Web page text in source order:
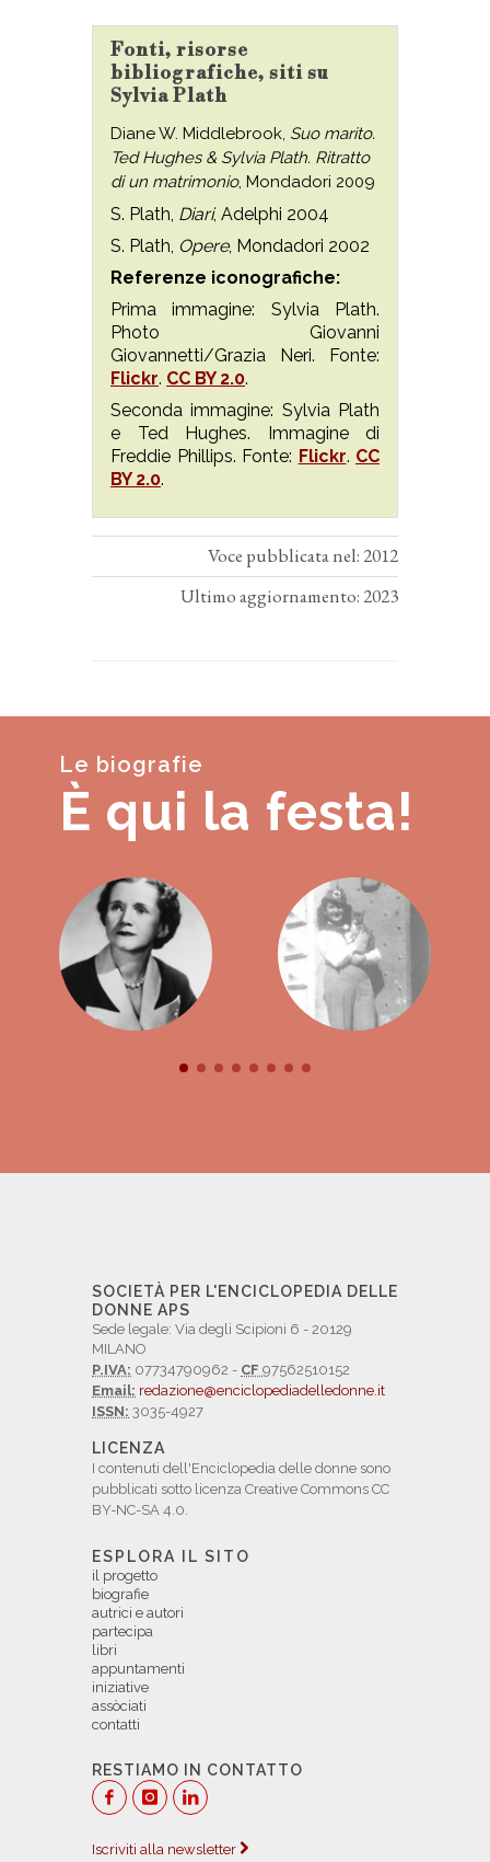
Fonti, risorse
bibliografiche, siti su
Sylvia Plath
Diane W. Middlebrook, Suo marito.
Ted Hughes & Sylvia Plath. Ritratto
di un matrimonio, Mondadori 2009
S. Plath, Diari, Adelphi 2004
S. Plath, Opere, Mondadori 2002
Referenze iconografiche:
Prima immagine: Sylvia Plath.
Photo Giovanni
Giovannetti/Grazia Neri. Fonte:
Flickr. CC BY 2.0.
Seconda immagine: Sylvia Plath
e Ted Hughes. Immagine di
Freddie Phillips. Fonte: Flickr. CC
BY 2.0.
Voce pubblicata nel: 2012
Ultimo aggiornamento: 2023
Le biografie
È qui la festa!
SOCIETÀ PER L'ENCICLOPEDIA DELLE
DONNE APS
Sede legale: Via degli Scipioni 6 - 20129
MILANO
P.IVA: 07734790962 - CF 97562510152
Email: redazione@enciclopediadelledonne.it
ISSN: 3035-4927
LICENZA
I contenuti dell'Enciclopedia delle donne sono
pubblicati sotto licenza Creative Commons CC
BY-NC-SA 4.0.
ESPLORA IL SITO
il progetto
biografie
autrici e autori
partecipa
libri
appuntamenti
iniziative
assòciati
contatti
RESTIAMO IN CONTATTO
Iscriviti alla newsletter